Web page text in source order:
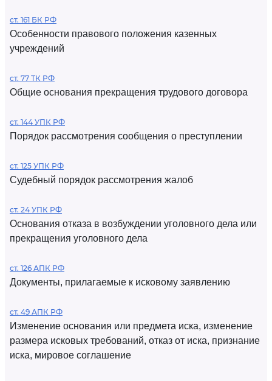
ст. 161 БК РФ
Особенности правового положения казенных
учреждений
ст. 77 ТК РФ
Общие основания прекращения трудового договора
ст. 144 УПК РФ
Порядок рассмотрения сообщения о преступлении
ст. 125 УПК РФ
Судебный порядок рассмотрения жалоб
ст. 24 УПК РФ
Основания отказа в возбуждении уголовного дела или
прекращения уголовного дела
ст. 126 АПК РФ
Документы, прилагаемые к исковому заявлению
ст. 49 АПК РФ
Изменение основания или предмета иска, изменение
размера исковых требований, отказ от иска, признание
иска, мировое соглашение